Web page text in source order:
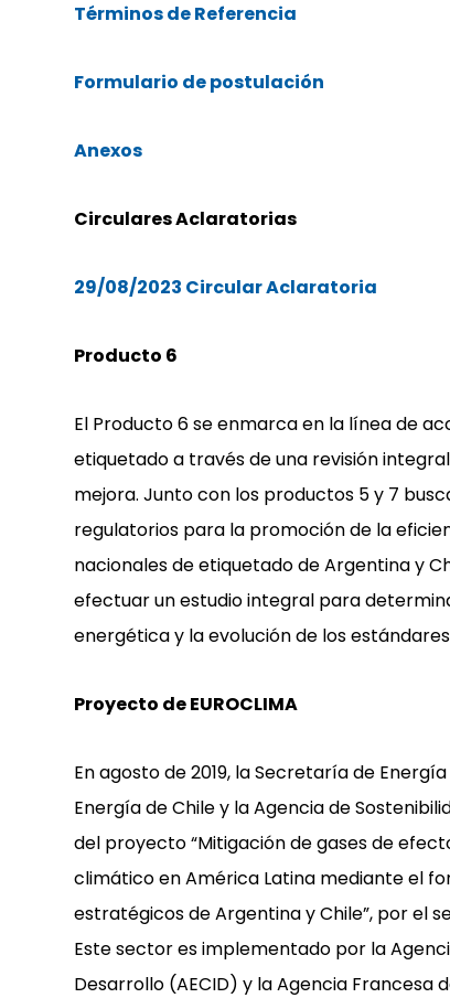
Términos de Referencia
Formulario de postulación
Anexos
Circulares Aclaratorias
29/08/2023 Circular Aclaratoria
Producto 6
El Producto 6 se enmarca en la línea de
etiquetado a través de una revisión
mejora. Junto con los productos 5 y 7
regulatorios para la promoción de la
nacionales de etiquetado de Argentina y
efectuar un estudio integral para
energética y la evolución de los
Proyecto de EUROCLIMA
En agosto de 2019, la Secretaría de
Energía de Chile y la Agencia de
del proyecto “Mitigación de gases de
climático en América Latina mediante el
estratégicos de Argentina y Chile”, por el
Este sector es implementado por la
Desarrollo (AECID) y la Agencia Francesa